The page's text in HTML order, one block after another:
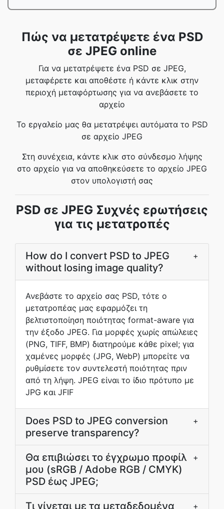
Πώς να μετατρέψετε ένα PSD
σε JPEG online
Για να μετατρέψετε ένα PSD σε JPEG,
μεταφέρετε και αποθέστε ή κάντε κλικ στην
περιοχή μεταφόρτωσης για να ανεβάσετε το
αρχείο
Το εργαλείο μας θα μετατρέψει αυτόματα το PSD
σε αρχείο JPEG
Στη συνέχεια, κάντε κλικ στο σύνδεσμο λήψης
στο αρχείο για να αποθηκεύσετε το αρχείο JPEG
στον υπολογιστή σας
PSD σε JPEG Συχνές ερωτήσεις
για τις μετατροπές
How do I convert PSD to JPEG
without losing image quality?
+
Ανεβάστε το αρχείο σας PSD, τότε ο
μετατροπέας μας εφαρμόζει τη
βελτιστοποίηση ποιότητας format-aware για
την έξοδο JPEG. Για μορφές χωρίς απώλειες
(PNG, TIFF, BMP) διατηρούμε κάθε pixel; για
χαμένες μορφές (JPG, WebP) μπορείτε να
ρυθμίσετε τον συντελεστή ποιότητας πριν
από τη λήψη. JPEG είναι το ίδιο πρότυπο με
JPG και JFIF
Does PSD to JPEG conversion
preserve transparency?
+
Θα επιβιώσει το έγχρωμο προφίλ
μου (sRGB / Adobe RGB / CMYK)
PSD έως JPEG;
+
Τι γίνεται με τα μεταδεδομένα +